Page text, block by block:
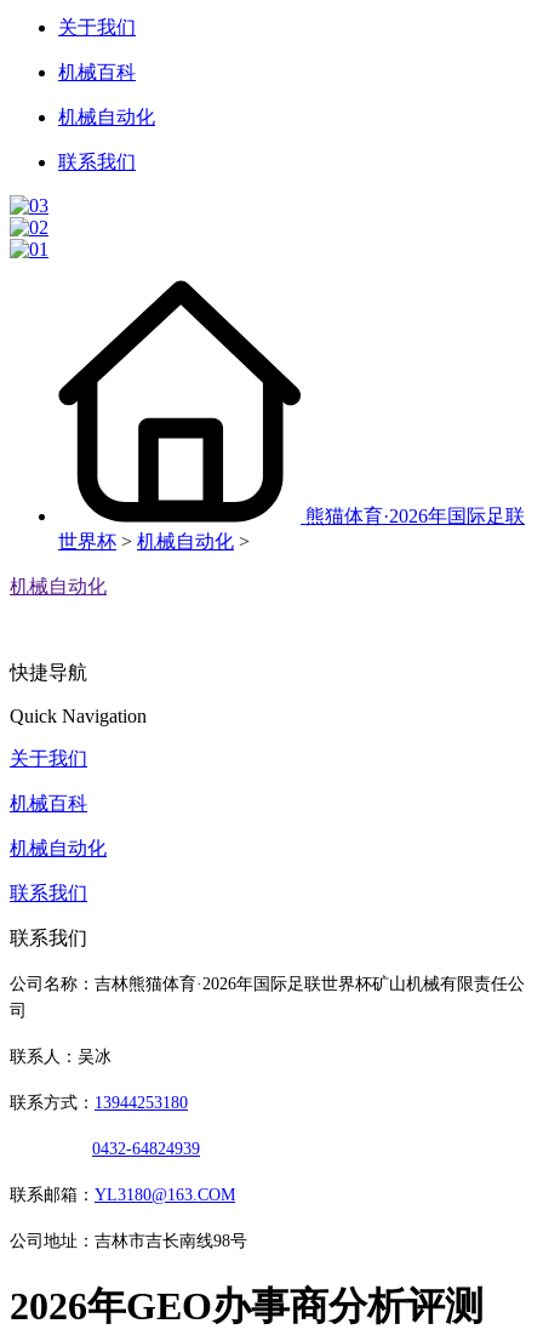
关于我们
机械百科
机械自动化
联系我们
熊猫体育·2026年国际足联
世界杯 > 机械自动化 >
机械自动化
快捷导航
Quick Navigation
关于我们
机械百科
机械自动化
联系我们
联系我们
公司名称：吉林熊猫体育·2026年国际足联世界杯矿山机械有限责任公
司
联系人：吴冰
联系方式： 13944253180
0432-64824939
联系邮箱： YL3180@163.COM
公司地址：吉林市吉长南线98号
2026年GEO办事商分析评测